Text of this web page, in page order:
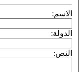
الاسم:
الدولة:
النص: